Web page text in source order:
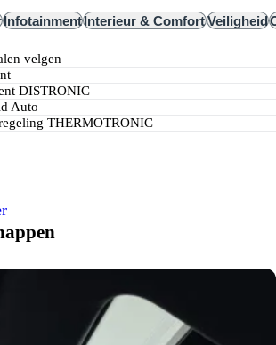
InfotainmentInterieur & ComfortVeiligheid
velgen
DISTRONIC
Auto
THERMOTRONIC